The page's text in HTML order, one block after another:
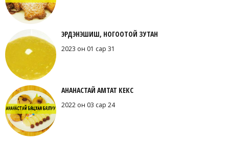
ЭРДЭНЭШИШ, НОГООТОЙ ЗУТАН
2023 он 01 сар 31
АНАНАСТАЙ АМТАТ КЕКС
2022 он 03 сар 24